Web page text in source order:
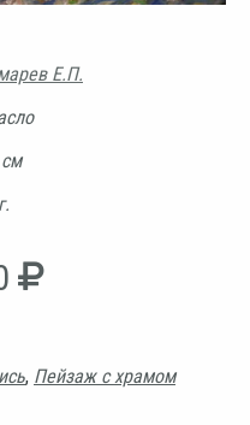
Е.П.
, Пейзаж с храмом